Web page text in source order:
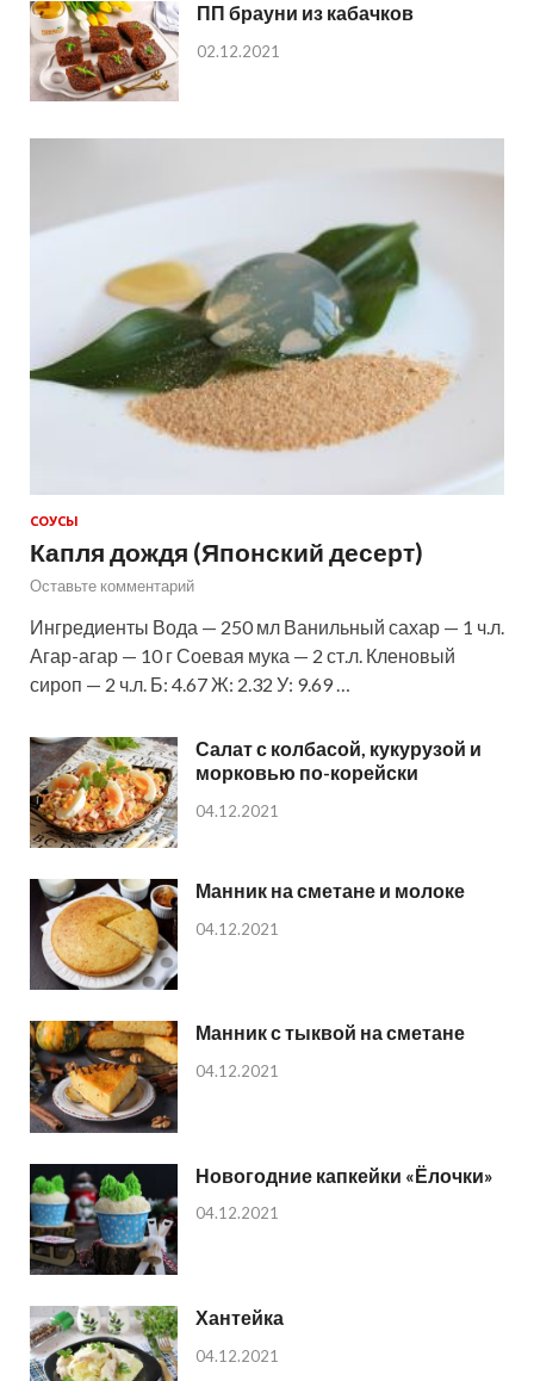
ПП брауни из кабачков
02.12.2021
СОУСЫ
Капля дождя (Японский десерт)
Оставьте комментарий
Ингредиенты Вода — 250 мл Ванильный сахар — 1 ч.л.
Агар-агар — 10 г Соевая мука — 2 ст.л. Кленовый
сироп — 2 ч.л. Б: 4.67 Ж: 2.32 У: 9.69 …
Салат с колбасой, кукурузой и
морковью по-корейски
04.12.2021
Манник на сметане и молоке
04.12.2021
Манник с тыквой на сметане
04.12.2021
Новогодние капкейки «Ёлочки»
04.12.2021
Хантейка
04.12.2021